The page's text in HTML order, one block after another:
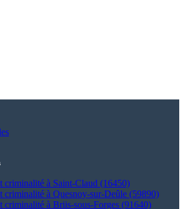
criminalité à Saint-Claud (16450)
criminalité à Quesnoy-sur-Deûle (59890)
criminalité à Briis-sous-Forges (91640)